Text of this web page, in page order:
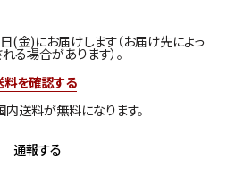
(金)にお届けします（お届け先によっ
る場合があります）。
料を確認する
送料が無料になります。
通報する